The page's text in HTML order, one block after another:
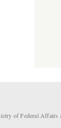
of Federal Affairs